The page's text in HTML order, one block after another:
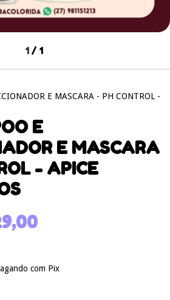
1 / 1
E MASCARA - PH CONTROL -
E
E MASCARA
- APICE
com Pix